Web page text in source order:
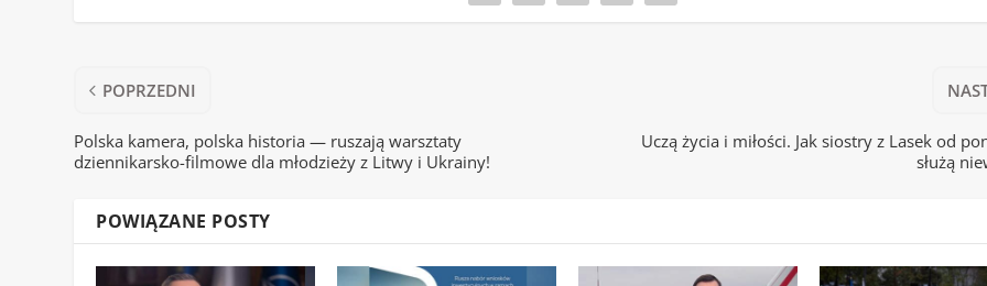
POPRZEDNI
Polska kamera, polska historia — ruszają warsztaty
dziennikarsko-filmowe dla młodzieży z Litwy i Ukrainy!
Uczą życia i miłości. Jak siostry z Lasek od
służą
POWIĄZANE POSTY